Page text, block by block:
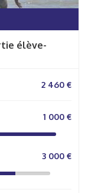
élève-
2 460 €
1 000 €
3 000 €